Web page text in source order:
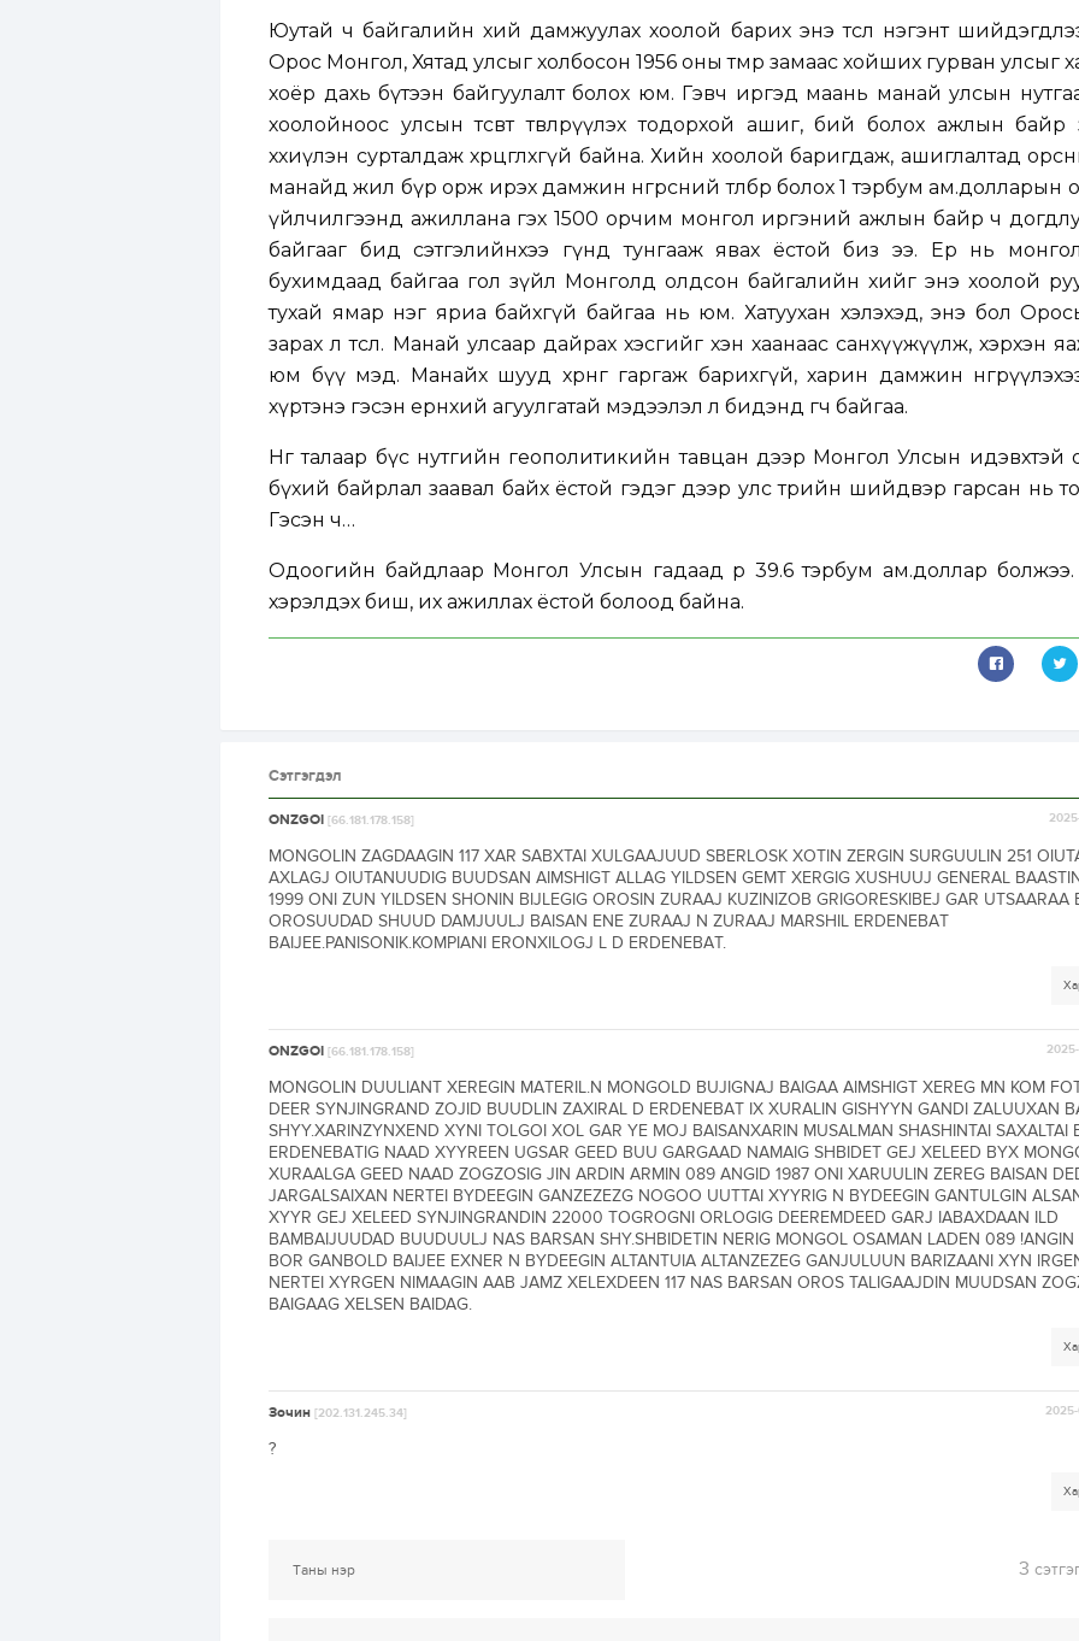
Юутай ч байгалийн хий дамжуулах хоолой барих энэ төсөл нэгэнт шийдэгдлээ.
Орос Монгол, Хятад улсыг холбосон 1956 оны төмөр замаас хойших гурван улсыг
хоёр дахь бүтээн байгуулалт болох юм. Гэвч иргэд маань манай улсын
хоолойноос улсын төсөвт төвлөрүүлэх тодорхой ашиг, бий болох ажлын байр
хөхиүлэн сурталдаж хөөрцөглөхгүй байна. Хийн хоолой баригдаж, ашиглалтад
манайд жил бүр орж ирэх дамжин өнгөрсний төлбөр болох 1 тэрбум ам.долларын
үйлчилгээнд ажиллана гэх 1500 орчим монгол иргэний ажлын байр ч
байгааг бид сэтгэлийнхээ гүнд тунгааж явах ёстой биз ээ. Ер нь
бухимдаад байгаа гол зүйл Монголд олдсон байгалийн хийг энэ хоолой
тухай ямар нэг яриа байхгүй байгаа нь юм. Хатуухан хэлэхэд, энэ бол
зарах л төсөл. Манай улсаар дайрах хэсгийг хэн хаанаас санхүүжүүлж, хэрхэн
юм бүү мэд. Манайх шууд хөрөнгө гаргаж барихгүй, харин дамжин
хүртэнэ гэсэн ерөнхий агуулгатай мэдээлэл л бидэнд өгч байгаа.
Нөгөө талаар бүс нутгийн геополитикийн тавцан дээр Монгол Улсын идэвхтэй
бүхий байрлал заавал байх ёстой гэдэг дээр улс төрийн шийдвэр гарсан нь
Гэсэн ч…
Одоогийн байдлаар Монгол Улсын гадаад өр 39.6 тэрбум ам.доллар
хэрэлдэх биш, их ажиллах ёстой болоод байна.
Сэтгэгдэл
ONZGOI [66.181.178.158]
MONGOLIN ZAGDAAGIN 117 XAR SABXTAI XULGAAJUUD SBERLOSK XOTIN ZERGIN SURGUULIN 251
AXLAGJ OIUTANUUDIG BUUDSAN AIMSHIGT ALLAG YILDSEN GEMT XERGIG XUSHUUJ GENERAL
1999 ONI ZUN YILDSEN SHONIN BIJLEGIG OROSIN ZURAAJ KUZINIZOB GRIGORESKIBEJ GAR UTSAARAA
OROSUUDAD SHUUD DAMJUULJ BAISAN ENE ZURAAJ N ZURAAJ MARSHIL ERDENEBAT
BAIJEE.PANISONIK.KOMPIANI ERONXILOGJ L D ERDENEBAT.
ONZGOI [66.181.178.158]
MONGOLIN DUULIANT XEREGIN MATERIL.N MONGOLD BUJIGNAJ BAIGAA AIMSHIGT XEREG MN KOM
DEER SYNJINGRAND ZOJID BUUDLIN ZAXIRAL D ERDENEBAT IX XURALIN GISHYYN GANDI ZALUUXAN
SHYY.XARINZYNXEND XYNI TOLGOI XOL GAR YE MOJ BAISANXARIN MUSALMAN SHASHINTAI SAXALTAI
ERDENEBATIG NAAD XYYREEN UGSAR GEED BUU GARGAAD NAMAIG SHBIDET GEJ XELEED BYX
XURAALGA GEED NAAD ZOGZOSIG JIN ARDIN ARMIN 089 ANGID 1987 ONI XARUULIN ZEREG BAISAN
JARGALSAIXAN NERTEI BYDEEGIN GANZEZEZG NOGOO UUTTAI XYYRIG N BYDEEGIN GANTULGIN
XYYR GEJ XELEED SYNJINGRANDIN 22000 TOGROGNI ORLOGIG DEEREMDEED GARJ IABAXDAAN ILD
BAMBAIJUUDAD BUUDUULJ NAS BARSAN SHY.SHBIDETIN NERIG MONGOL OSAMAN LADEN 089
BOR GANBOLD BAIJEE EXNER N BYDEEGIN ALTANTUIA ALTANZEZEG GANJULUUN BARIZAANI XYN
NERTEI XYRGEN NIMAAGIN AAB JAMZ XELEXDEEN 117 NAS BARSAN OROS TALIGAAJDIN MUUDSAN
BAIGAAG XELSEN BAIDAG.
Зочин [202.131.245.34]
?
3